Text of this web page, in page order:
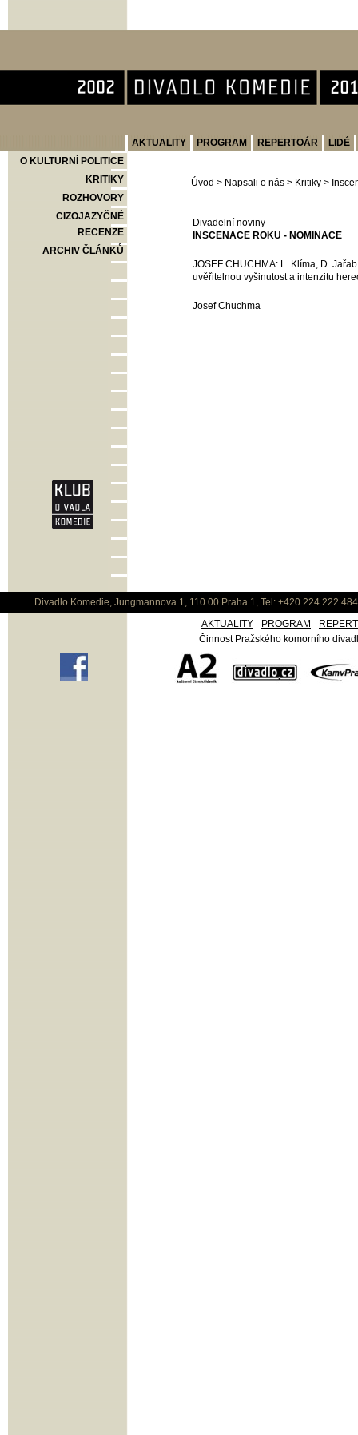
AKTUALITY PROGRAM REPERTOÁR
LIDÉ
O KULTURNÍ POLITICE
KRITIKY
ROZHOVORY
CIZOJAZYČNÉ
RECENZE
ARCHIV ČLÁNKŮ
Úvod > Napsali o nás > Kritiky >
Divadelní noviny
INSCENACE ROKU - NOMINACE
JOSEF CHUCHMA: L. Klíma, D.
uvěřitelnou vyšinutost a intenzitu
Josef Chuchma
Divadlo Komedie, Jungmannova 1, 110 00 Praha 1, Tel: +420 224 222
AKTUALITY
PROGRAM
Činnost Pražského komorního